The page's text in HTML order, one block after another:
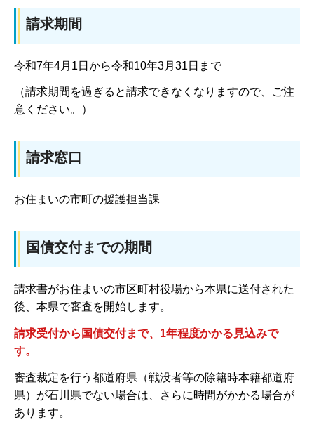
請求期間
令和7年4月1日から令和10年3月31日まで
（請求期間を過ぎると請求できなくなりますので、ご注
意ください。）
請求窓口
お住まいの市町の援護担当課
国債交付までの期間
請求書がお住まいの市区町村役場から本県に送付された
後、本県で審査を開始します。
請求受付から国債交付まで、1年程度かかる見込みで
す。
審査裁定を行う都道府県（戦没者等の除籍時本籍都道府
県）が石川県でない場合は、さらに時間がかかる場合が
あります。